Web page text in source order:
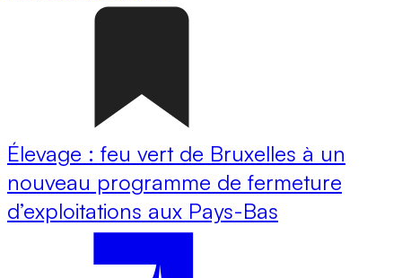
Élevage : feu vert de Bruxelles à un
nouveau programme de fermeture
d’exploitations aux Pays-Bas